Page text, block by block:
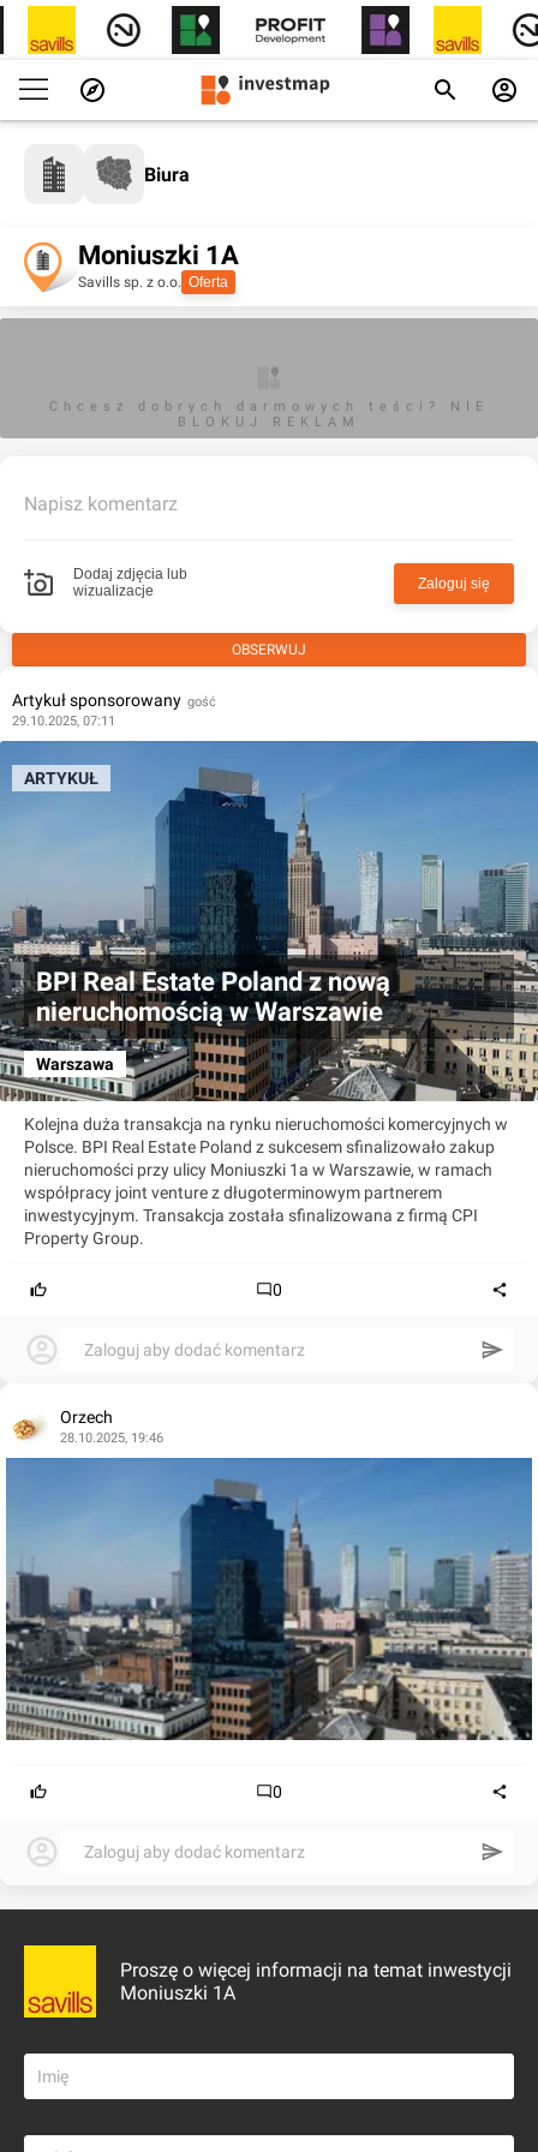
Biura
Moniuszki 1A
Savills sp. z o.o. Oferta
Chcesz dobrych darmowych teści? NIE
BLOKUJ REKLAM
Napisz komentarz
Dodaj zdjęcia lub
wizualizacje
Zaloguj się
OBSERWUJ
Artykuł sponsorowany gość
29.10.2025, 07:11
BPI Real Estate Poland z nową
nieruchomością w Warszawie
Warszawa
ARTYKUŁ
Kolejna duża transakcja na rynku nieruchomości komercyjnych w
Polsce. BPI Real Estate Poland z sukcesem sfinalizowało zakup
nieruchomości przy ulicy Moniuszki 1a w Warszawie, w ramach
współpracy joint venture z długoterminowym partnerem
inwestycyjnym. Transakcja została sfinalizowana z firmą CPI
Property Group.
0
Zaloguj aby dodać komentarz
Orzech
28.10.2025, 19:46
0
Zaloguj aby dodać komentarz
Proszę o więcej informacji na temat inwestycji
Moniuszki 1A